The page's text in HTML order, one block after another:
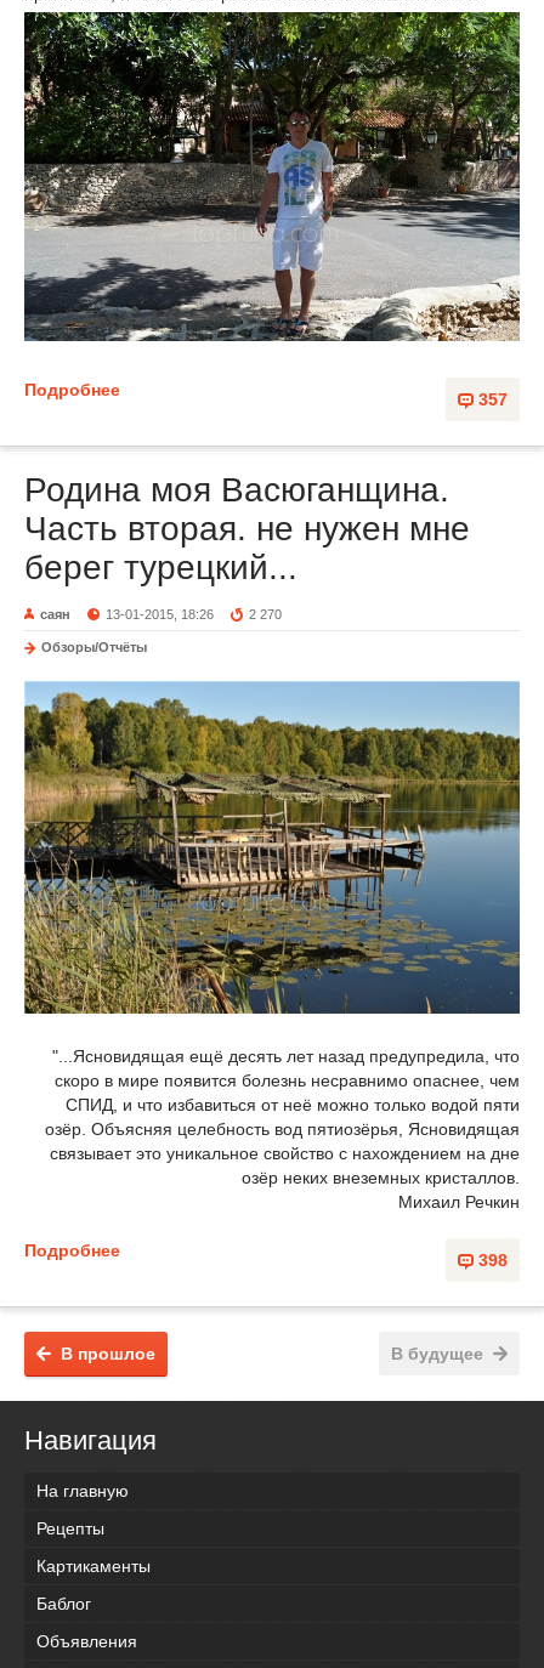
357
Подробнее
Родина моя Васюганщина.
Часть вторая. не нужен мне
берег турецкий...
саян 13-01-2015, 18:26 2 270
Обзоры/Отчёты
"...Ясновидящая ещё десять лет назад предупредила, что
скоро в мире появится болезнь несравнимо опаснее, чем
СПИД, и что избавиться от неё можно только водой пяти
озёр. Объясняя целебность вод пятиозёрья, Ясновидящая
связывает это уникальное свойство с нахождением на дне
озёр неких внеземных кристаллов.
Михаил Речкин
398
Подробнее
В будущее
В прошлое
Навигация
На главную
Рецепты
Картикаменты
Баблог
Объявления